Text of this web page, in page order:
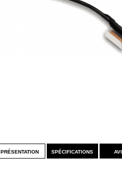
présentation spécifications